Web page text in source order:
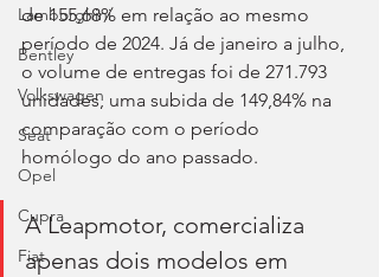
Lamborghini
Bentley
Volkswagen
Seat
Opel
Cupra
Fiat
de 155,68% em relação ao mesmo
período de 2024. Já de janeiro a julho,
o volume de entregas foi de 271.793
unidades, uma subida de 149,84% na
comparação com o período
homólogo do ano passado.
A Leapmotor, comercializa
apenas dois modelos em